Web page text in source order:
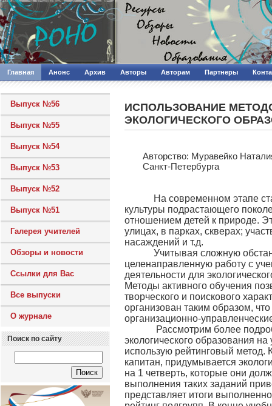
Главная Анонс Архив Авторы Авторам Партнеры
Выпуск №56
Выпуск №55
Выпуск №54
Выпуск №53
Выпуск №52
Выпуск №51
Галерея учителей
Обзоры и новости
Ссылки для Вас
Все выпуски
О журнале
Поиск по сайту
ИСПОЛЬЗОВАНИЕ
ЭКОЛОГИЧЕСКОГО
Авторcтво: Муравейко
Санкт-Петербурга
На современном этапе
культуры подрастающего
отношением детей к природе.
улицах, в парках, скверах;
насаждений и т.д.
Учитывая сложную
целенаправленную работу с
деятельности для
Методы активного обучения
творческого и поискового
организован таким образом,
организационно-
Рассмотрим более
экологического образования
использую рейтинговый метод.
капитан, придумывается
на 1 четверть, которые они
выполнения таких заданий
представляет итоги